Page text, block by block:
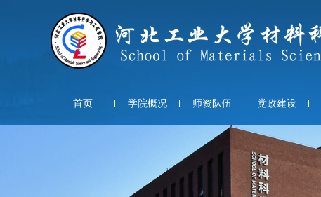
首页 学院概况 师资队伍 党政建设